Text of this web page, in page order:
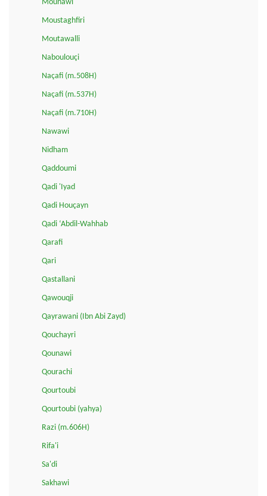
Mounawi
Moustaghfiri
Moutawalli
Naboulouçi
Naçafi (m.508H)
Naçafi (m.537H)
Naçafi (m.710H)
Nawawi
Nidham
Qaddoumi
Qadi 'Iyad
Qadi Houçayn
Qadi ‘Abdil-Wahhab
Qarafi
Qari
Qastallani
Qawouqji
Qayrawani (Ibn Abi Zayd)
Qouchayri
Qounawi
Qourachi
Qourtoubi
Qourtoubi (yahya)
Razi (m.606H)
Rifa'i
Sa'di
Sakhawi